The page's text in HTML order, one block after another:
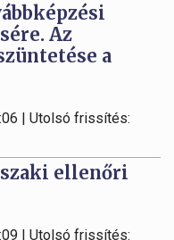
Az
a
| Utolsó frissítés:
ellenőri
| Utolsó frissítés: